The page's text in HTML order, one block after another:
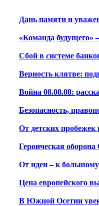
Дань памяти и
«Команда будущего»
Сбой в системе
Верность клятве:
Война 08.08.08:
Безопасность,
От детских
Героическая
От идеи – к
Цена европейского
В Южной Осетии